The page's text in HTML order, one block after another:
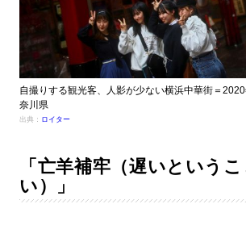
自撮りする観光客、人影が少ない横浜中華街＝
奈川県
出典： ロイター
「亡羊補牢（遅いという
い）」